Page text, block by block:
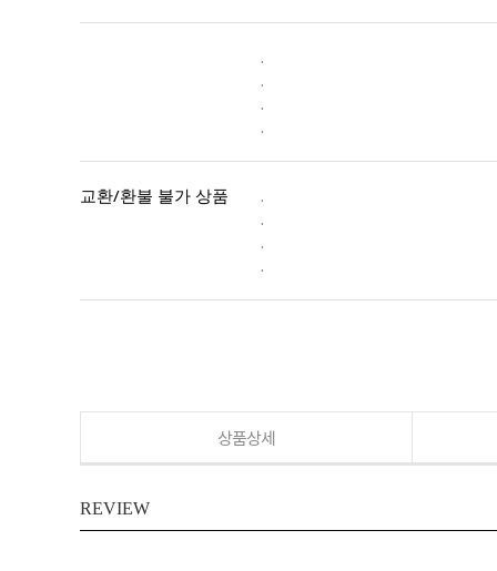
.
.
.
.
교환/환불 불가 상품
.
.
.
.
상품상세
REVIEW